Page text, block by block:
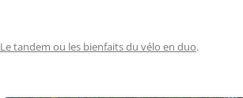
Le tandem ou les bienfaits du vélo en duo.